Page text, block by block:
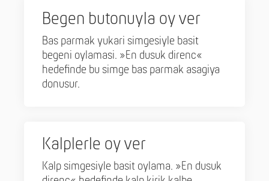
Begen butonuyla oy ver
Bas parmak yukari simgesiyle basit
begeni oylamasi. »En dusuk direnc«
hedefinde bu simge bas parmak asagiya
donusur.
Kalplerle oy ver
Kalp simgesiyle basit oylama. »En dusuk